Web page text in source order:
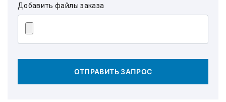
Добавить файлы заказа
ОТПРАВИТЬ ЗАПРОС